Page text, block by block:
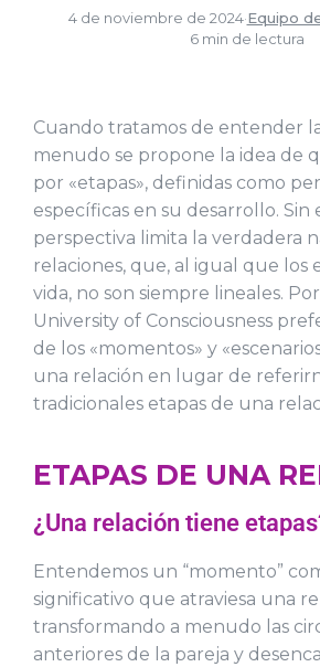
4 de noviembre de 2024·Equipo
6 min de lectura
Cuando tratamos de entender
menudo se propone la idea de
por «etapas», definidas como
específicas en su desarrollo. Sin
perspectiva limita la verdadera
relaciones, que, al igual que los
vida, no son siempre lineales.
University of Consciousness
de los «momentos» y
una relación en lugar de
tradicionales etapas de una
ETAPAS DE UNA
¿Una relación tiene
Entendemos un “momento”
significativo que atraviesa una
transformando a menudo las
anteriores de la pareja y